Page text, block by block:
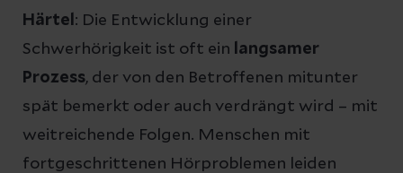
Härtel : Die Entwicklung einer
Schwerhörigkeit ist oft ein
langsamer
Prozess, der von den Betroffenen mitunter
spät bemerkt oder auch verdrängt wird – mit
weitreichende Folgen. Menschen mit
fortgeschrittenen Hörproblemen leiden